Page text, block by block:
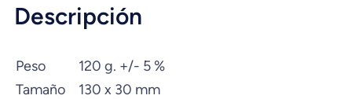
Descripción
Peso
120 g. +/- 5 %
Tamaño
130 x 30 mm